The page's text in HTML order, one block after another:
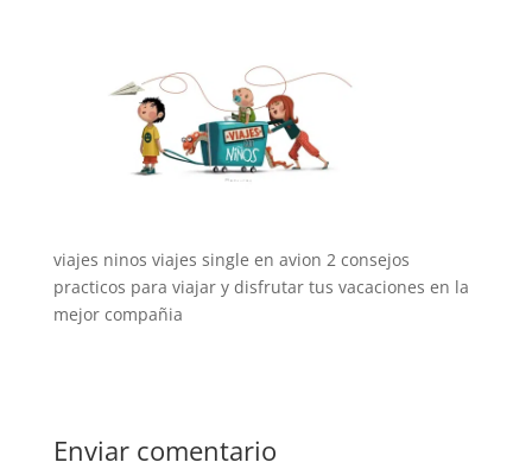
viajes ninos viajes single en avion 2 consejos
practicos para viajar y disfrutar tus vacaciones en la
mejor compañia
Enviar comentario